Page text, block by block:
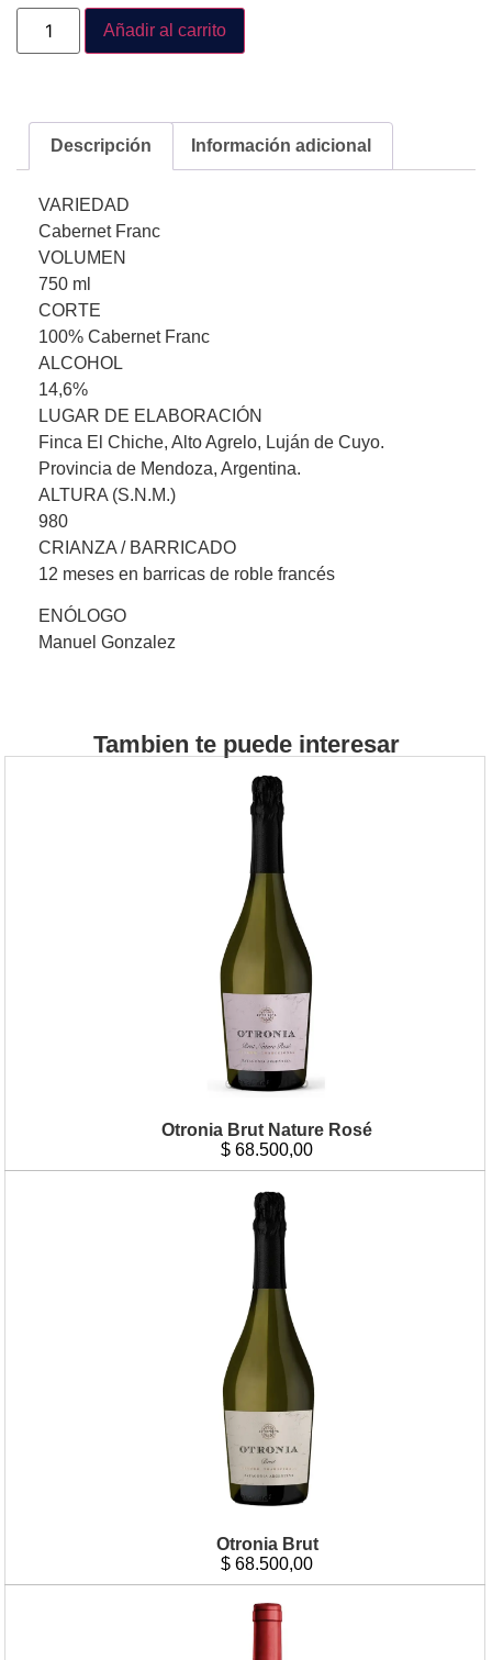
Añadir al carrito
Descripción Información adicional
VARIEDAD
Cabernet Franc
VOLUMEN
750 ml
CORTE
100% Cabernet Franc
ALCOHOL
14,6%
LUGAR DE ELABORACIÓN
Finca El Chiche, Alto Agrelo, Luján de Cuyo.
Provincia de Mendoza, Argentina.
ALTURA (S.N.M.)
980
CRIANZA / BARRICADO
12 meses en barricas de roble francés
ENÓLOGO
Manuel Gonzalez
Tambien te puede interesar
Otronia Brut Nature Rosé
$ 68.500,00
Otronia Brut
$ 68.500,00